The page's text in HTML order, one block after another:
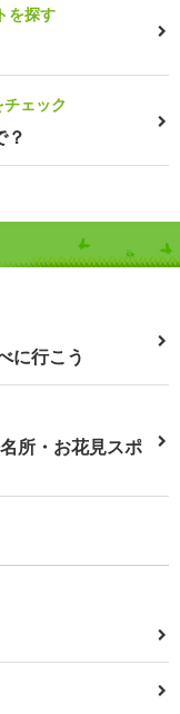
を探す
ェック
？
に行こう
所・お花見スポ